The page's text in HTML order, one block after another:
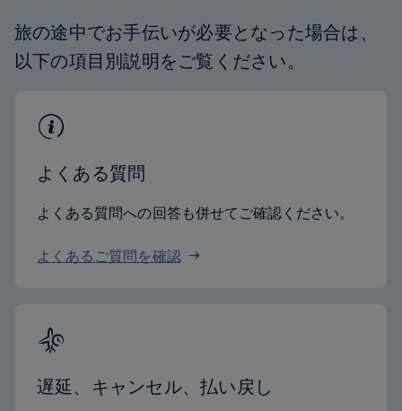
旅の途中でお手伝いが必要となった場合は、
以下の項目別説明をご覧ください。
よくある質問
よくある質問への回答も併せてご確認ください。
よくあるご質問を確認
遅延、キャンセル、払い戻し